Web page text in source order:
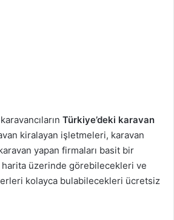
karavancıların Türkiye’deki karavan
kiralayan işletmeleri, karavan
yapan firmaları basit bir
üzerinde görebilecekleri ve
kolayca bulabilecekleri ücretsiz